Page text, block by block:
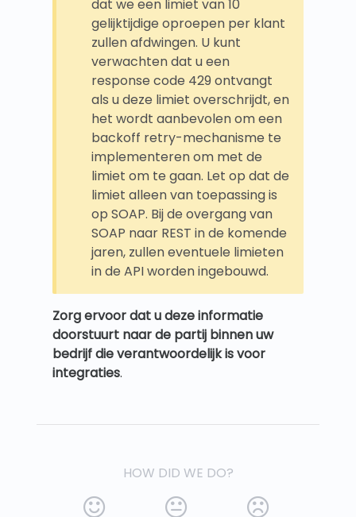
dat we een limiet van 10
gelijktijdige oproepen per klant
zullen afdwingen. U kunt
verwachten dat u een
response code 429 ontvangt
als u deze limiet overschrijdt, en
het wordt aanbevolen om een
backoff retry-mechanisme te
implementeren om met de
limiet om te gaan. Let op dat de
limiet alleen van toepassing is
op SOAP. Bij de overgang van
SOAP naar REST in de komende
jaren, zullen eventuele limieten
in de API worden ingebouwd.
Zorg ervoor dat u deze informatie
doorstuurt naar de partij binnen uw
bedrijf die verantwoordelijk is voor
integraties.
HOW DID WE DO?